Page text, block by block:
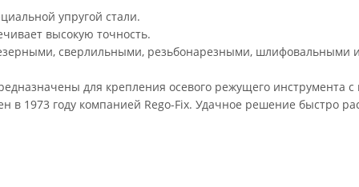
упругой стали.
высокую точность.
сверлильными, резьбонарезными, шлифовальными
для крепления осевого режущего инструмента
в 1973 году компанией Rego-Fix. Удачное решение быстро